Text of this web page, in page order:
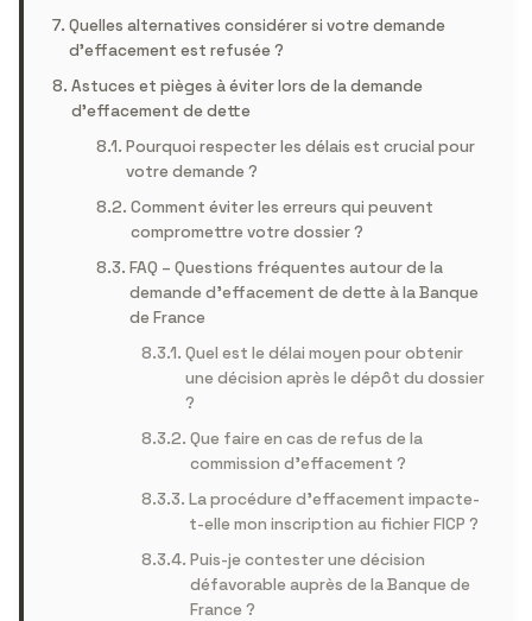
Quelles alternatives considérer si votre demande
d’effacement est refusée ?
Astuces et pièges à éviter lors de la demande
d’effacement de dette
Pourquoi respecter les délais est crucial pour
votre demande ?
Comment éviter les erreurs qui peuvent
compromettre votre dossier ?
FAQ – Questions fréquentes autour de la
demande d’effacement de dette à la Banque
de France
Quel est le délai moyen pour obtenir
une décision après le dépôt du dossier
?
Que faire en cas de refus de la
commission d’effacement ?
La procédure d’effacement impacte-
t-elle mon inscription au fichier FICP ?
Puis-je contester une décision
défavorable auprès de la Banque de
France ?